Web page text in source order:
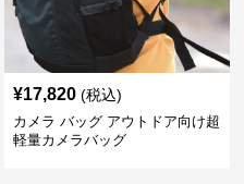
¥17,820 (税込)
カメラ バッグ アウトドア向け超
軽量カメラバッグ